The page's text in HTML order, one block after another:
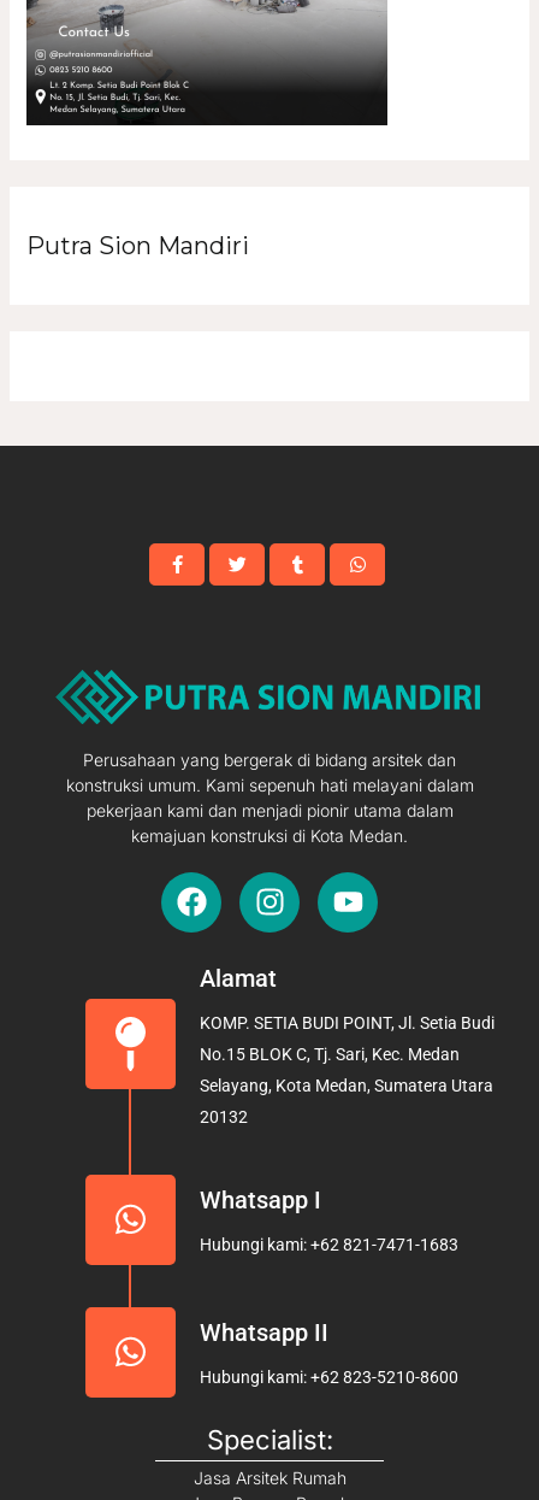
Putra Sion Mandiri
Perusahaan yang bergerak di bidang arsitek dan
konstruksi umum. Kami sepenuh hati melayani dalam
pekerjaan kami dan menjadi pionir utama dalam
kemajuan konstruksi di Kota Medan.
F
a
e
o
o
k
I
n
t
g
r
a
Y
o
b
e
Alamat
KOMP. SETIA BUDI POINT, Jl. Setia Budi
No.15 BLOK C, Tj. Sari, Kec. Medan
Selayang, Kota Medan, Sumatera Utara
20132
Whatsapp I
Hubungi kami: +62 821-7471-1683
Whatsapp II
Hubungi kami: +62 823-5210-8600
Specialist:
Jasa Arsitek Rumah